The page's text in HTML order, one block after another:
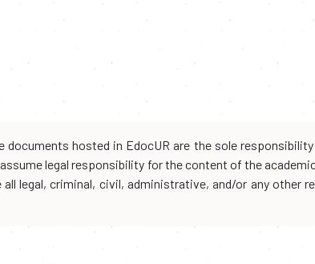
documents hosted in EdocUR are the sole
legal responsibility for the content of the
legal, criminal, civil, administrative, and/or any other